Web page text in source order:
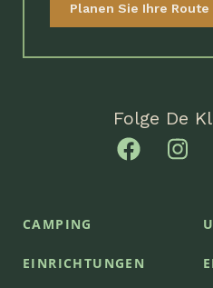
Planen Sie Ihre Route
Folge De
CAMPING
EINRICHTUNGEN